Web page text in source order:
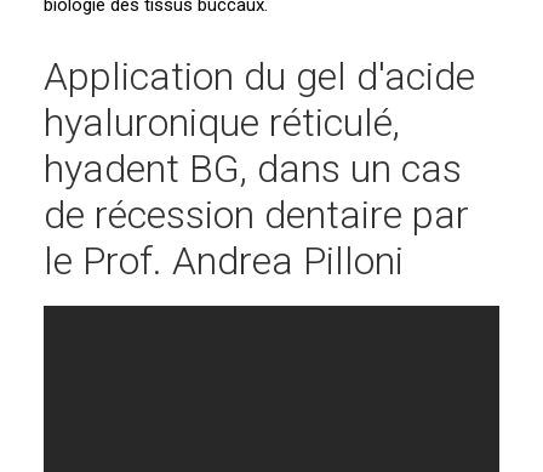
biologie des tissus buccaux.
Application du gel d'acide
hyaluronique réticulé,
hyadent BG, dans un cas
de récession dentaire par
le Prof. Andrea Pilloni